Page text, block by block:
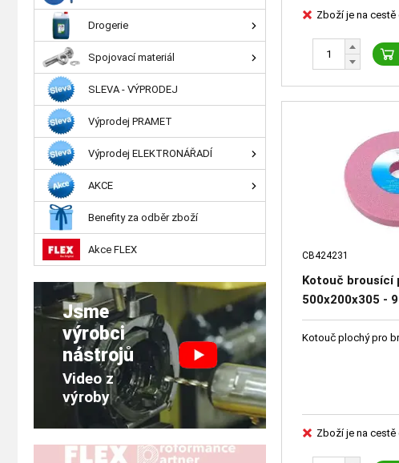
Zboží je na
CB424231
Kotouč brousící
500x200x305 -
41661-1512
Kotouč plochý pro
Zboží je na
Drogerie
Spojovací materiál
SLEVA - VÝPRODEJ
Výprodej PRAMET
Výprodej ELEKTRONÁŘADÍ
AKCE
Benefity za odběr zboží
Akce FLEX
Jsme
výrobci
nástrojů
Video z
výroby